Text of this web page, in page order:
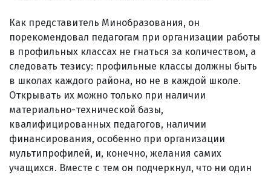
Как представитель Минобразования, он
порекомендовал педагогам при организации работы
в профильных классах не гнаться за количеством, а
следовать тезису: профильные классы должны быть
в школах каждого района, но не в каждой школе.
Открывать их можно только при наличии
материально-технической базы,
квалифицированных педагогов, наличии
финансирования, особенно при организации
мультипрофилей, и, конечно, желания самих
учащихся. Вместе с тем он подчеркнул, что ни один